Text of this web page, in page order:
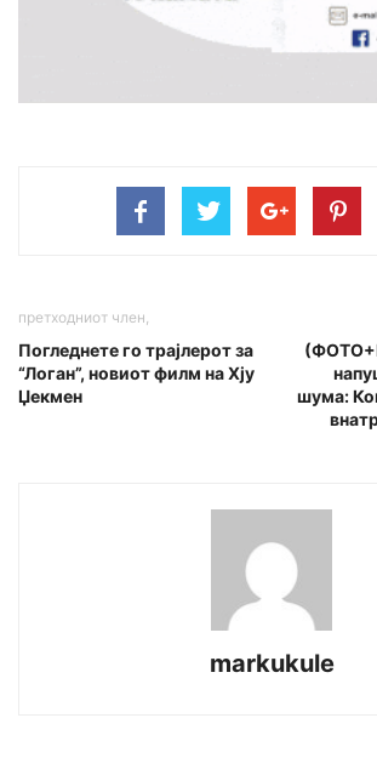
претходниот член,
Погледнете го трајлерот за
“Логан”, новиот филм на Хју
Џекмен
шума:
markukule